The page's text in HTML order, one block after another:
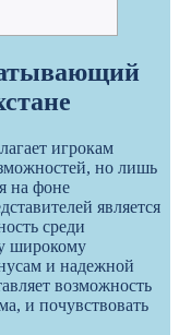
игрокам
но лишь
на фоне
является
среди
широкому
и надежной
возможность
и почувствовать